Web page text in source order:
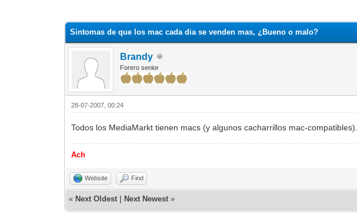
Sintomas de que los mac cada dia se venden mas, ¿Bueno o malo?
Brandy
Forero senior
28-07-2007, 00:24
Todos los MediaMarkt tienen macs (y algunos cacharrillos mac-compatibles).
Ach
Website Find
« Next Oldest Next Newest »